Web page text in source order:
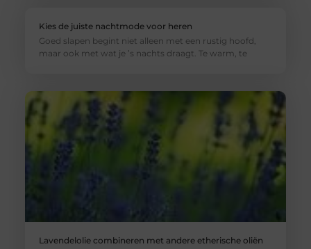
Kies de juiste nachtmode voor heren
Goed slapen begint niet alleen met een rustig hoofd,
maar ook met wat je ’s nachts draagt. Te warm, te
Lavendelolie combineren met andere etherische oliën